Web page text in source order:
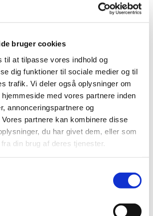
bruger cookies
til at tilpasse vores indhold og
dig funktioner til sociale medier og til
trafik. Vi deler også oplysninger om
med vores partnere inden
annonceringspartnere og
partnere kan kombinere disse
du har givet dem, eller som
din brug af deres tjenester.
også kunne lide...